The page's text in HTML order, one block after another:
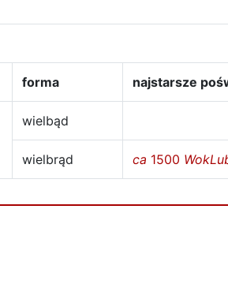
forma najstarsze
wielbąd
wielbrąd ca 1500